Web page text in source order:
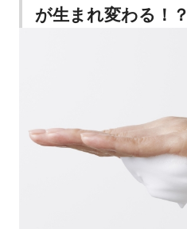
が生まれ変わる！？